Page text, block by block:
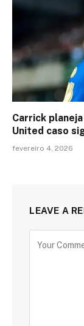
Carrick
United caso
fevereiro 4, 2026
LEAVE A